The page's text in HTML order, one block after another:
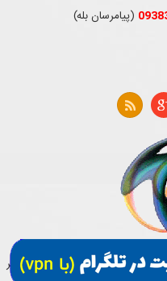
طب سنتی
(پیامرسان بله)
مغز و اعصاب و ستون فقرات دکتر